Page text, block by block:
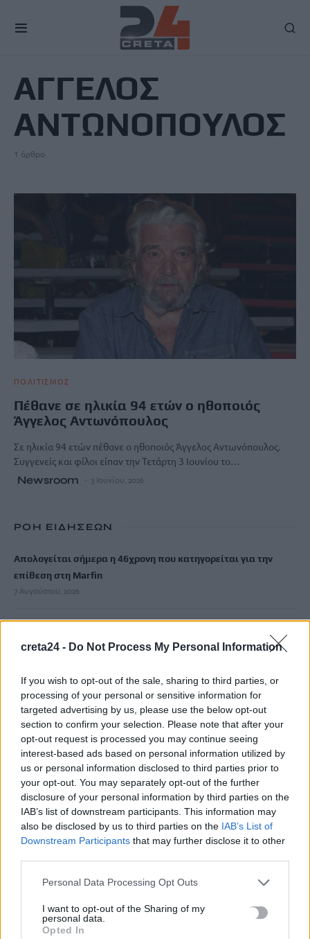
creta24 - Do Not Process My Personal Information
If you wish to opt-out of the sale, sharing to third parties, or
processing of your personal or sensitive information for
targeted advertising by us, please use the below opt-out
section to confirm your selection. Please note that after your
opt-out request is processed you may continue seeing
interest-based ads based on personal information utilized by
us or personal information disclosed to third parties prior to
your opt-out. You may separately opt-out of the further
disclosure of your personal information by third parties on the
IAB’s list of downstream participants. This information may
also be disclosed by us to third parties on the IAB’s List of
Downstream Participants that may further disclose it to other
Personal Data Processing Opt Outs
I want to opt-out of the Sharing of my
personal data.
Opted In
ΑΓΓΕΛΟΣ
ΑΝΤΩΝΟΠΟΥΛΟΣ
1 άρθρο
ΠΟΛΙΤΙΣΜΟΣ
Πέθανε σε ηλικία 94 ετών ο ηθοποιός
Άγγελος Αντωνόπουλος
Σε ηλικία 94 ετών πέθανε ο ηθοποιός Άγγελος Αντωνόπουλος.
Συγγενείς και φίλοι είπαν την Τετάρτη 3 Ιουνίου το…
Newsroom 3 Ιουνίου, 2026
ΡΟΗ ΕΙΔΗΣΕΩΝ
Απολογείται σήμερα η 46χρονη που κατηγορείται για την
επίθεση στη Marfin
7 Αυγούστου, 2026
υδράργυρος
Χανιά: ΕΔΕ για την υπόθεση 75χρονης που έφυγε από το
Αστυνομικό Τμήμα και βρέθηκε νεκρή
7 Αυγούστου, 2026
Νέα ταυτότητα: Πού πρέπει να ενημερώσετε τα στοιχεία σας
μετά την έκδοσή της
6 Αυγούστου, 2026
Ιδρώτας και διατροφή το καλοκαίρι: Ποιες τροφές προκαλούν
κακοσμία
6 Αυγούστου, 2026
Κάρτα Αγρότη: Τι αλλάζει από 28 Αυγούστου για τις
χρηματοδοτήσεις